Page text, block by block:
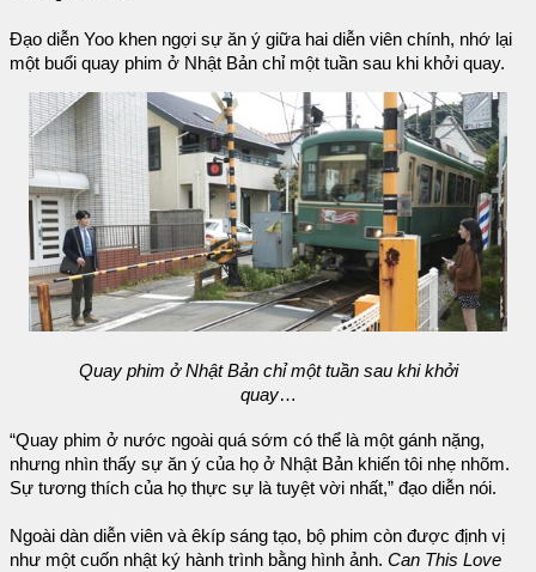
Đạo diễn Yoo khen ngợi sự ăn ý giữa hai diễn viên chính, nhớ lại
một buổi quay phim ở Nhật Bản chỉ một tuần sau khi khởi quay.
Quay phim ở Nhật Bản chỉ một tuần sau khi khởi
quay…
“Quay phim ở nước ngoài quá sớm có thể là một gánh nặng,
nhưng nhìn thấy sự ăn ý của họ ở Nhật Bản khiến tôi nhẹ nhõm.
Sự tương thích của họ thực sự là tuyệt vời nhất,” đạo diễn nói.
Ngoài dàn diễn viên và êkíp sáng tạo, bộ phim còn được định vị
như một cuốn nhật ký hành trình bằng hình ảnh. Can This Love